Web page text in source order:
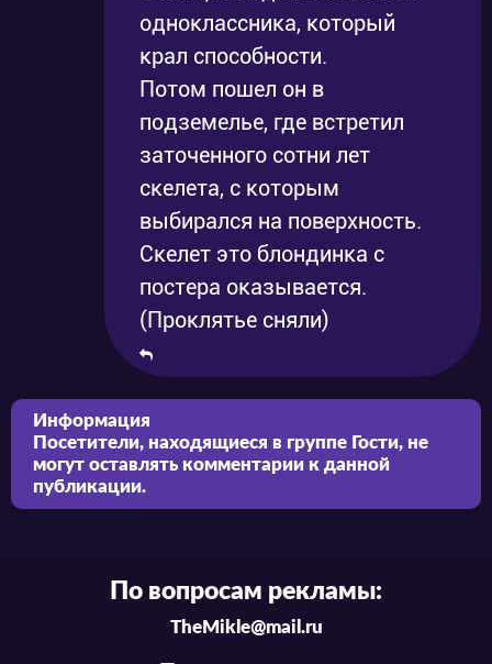
одноклассника, который
крал способности.
Потом пошел он в
подземелье, где встретил
заточенного сотни лет
скелета, с которым
выбирался на поверхность.
Скелет это блондинка с
постера оказывается.
(Проклятье сняли)
Информация
Посетители, находящиеся в группе Гости, не
могут оставлять комментарии к данной
публикации.
По вопросам рекламы:
TheMikle@mail.ru